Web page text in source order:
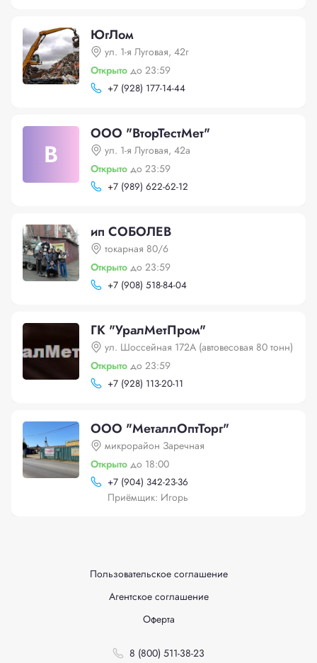
ЮгЛом
ул. 1-я Луговая, 42г
Открыто до 23:59
+7 (928) 177-14-44
В
ООО "ВторТестМет"
ул. 1-я Луговая, 42а
Открыто до 23:59
+7 (989) 622-62-12
ип СОБОЛЕВ
токарная 80/6
Открыто до 23:59
+7 (908) 518-84-04
ГК "УралМетПром"
ул. Шоссейная 172А (автовесовая 80 тонн)
Открыто до 23:59
+7 (928) 113-20-11
ООО "МеталлОптТорг"
микрорайон Заречная
Открыто до 18:00
+7 (904) 342-23-36
Приёмщик: Игорь
Пользовательское соглашение
Агентское соглашение
Оферта
8 (800) 511-38-23